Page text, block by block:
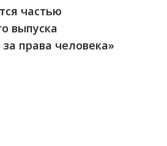
частью
выпуска
права человека»